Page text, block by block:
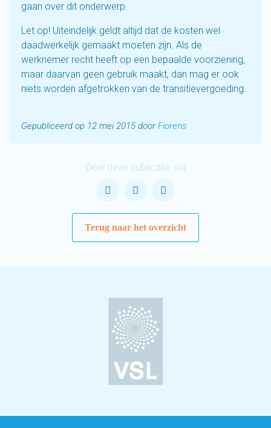
gaan over dit onderwerp.
Let op! Uiteindelijk geldt altijd dat de kosten wel
daadwerkelijk gemaakt moeten zijn. Als de
werknemer recht heeft op een bepaalde voorziening,
maar daarvan geen gebruik maakt, dan mag er ook
niets worden afgetrokken van de transitievergoeding.
Gepubliceerd op 12 mei 2015 doorFiorens
Deel deze publicatie via
Terug naar het overzicht